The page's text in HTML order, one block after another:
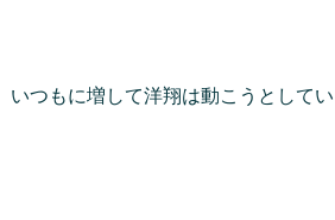
つもに増して洋翔は動こうとしてい